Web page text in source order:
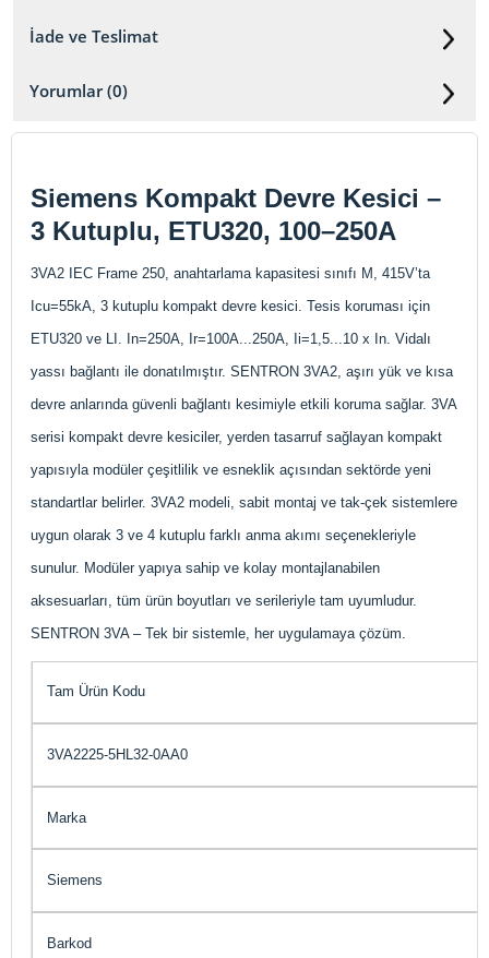
İade ve Teslimat
Yorumlar (0)
Siemens Kompakt Devre Kesici –
3 Kutuplu, ETU320, 100–250A
3VA2 IEC Frame 250, anahtarlama kapasitesi sınıfı M, 415V’ta
Icu=55kA, 3 kutuplu kompakt devre kesici. Tesis koruması için
ETU320 ve LI. In=250A, Ir=100A...250A, Ii=1,5...10 x In. Vidalı
yassı bağlantı ile donatılmıştır. SENTRON 3VA2, aşırı yük ve kısa
devre anlarında güvenli bağlantı kesimiyle etkili koruma sağlar. 3VA
serisi kompakt devre kesiciler, yerden tasarruf sağlayan kompakt
yapısıyla modüler çeşitlilik ve esneklik açısından sektörde yeni
standartlar belirler. 3VA2 modeli, sabit montaj ve tak-çek sistemlere
uygun olarak 3 ve 4 kutuplu farklı anma akımı seçenekleriyle
sunulur. Modüler yapıya sahip ve kolay montajlanabilen
aksesuarları, tüm ürün boyutları ve serileriyle tam uyumludur.
SENTRON 3VA – Tek bir sistemle, her uygulamaya çözüm.
Tam Ürün Kodu
3VA2225-5HL32-0AA0
Marka
Siemens
Barkod